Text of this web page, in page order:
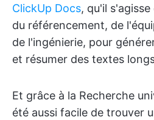
ClickUp Docs, qu'il
du référencement, de
de l'ingénierie, pour
et résumer des textes
Et grâce à la Recherche
été aussi facile de trouver